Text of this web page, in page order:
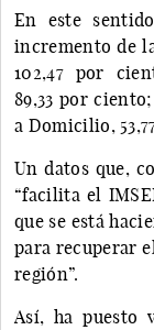
En este
incremento de
102,47 por
89,33 por
a Domicilio,
Un datos que,
“facilita el
que se está
para recuperar
región”.
Así, ha puesto